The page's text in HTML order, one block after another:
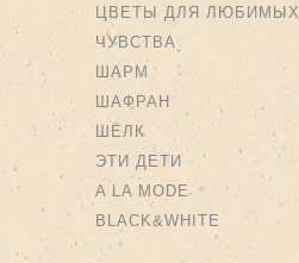
ЦВЕТЫ ДЛЯ ЛЮБИМЫХ
ЧУВСТВА
ШАРМ
ШАФРАН
ШЁЛК
ЭТИ ДЕТИ
A LA MODE
BLACK&WHITE